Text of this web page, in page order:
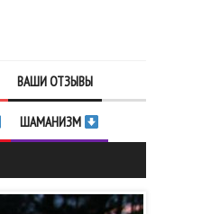
ВАШИ ОТЗЫВЫ
ШАМАНИЗМ